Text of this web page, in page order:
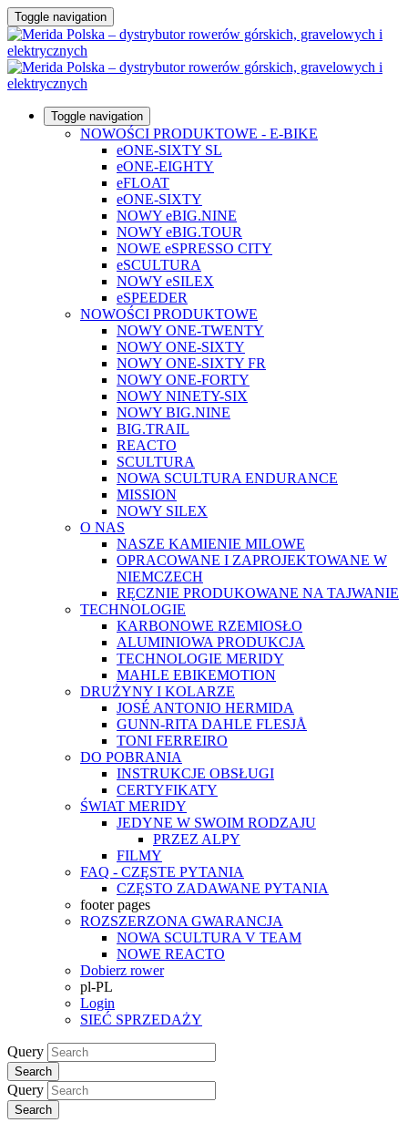
Toggle navigation
Toggle navigation
NOWOŚCI PRODUKTOWE - E-BIKE
eONE-SIXTY SL
eONE-EIGHTY
eFLOAT
eONE-SIXTY
NOWY eBIG.NINE
NOWY eBIG.TOUR
NOWE eSPRESSO CITY
eSCULTURA
NOWY eSILEX
eSPEEDER
NOWOŚCI PRODUKTOWE
NOWY ONE-TWENTY
NOWY ONE-SIXTY
NOWY ONE-SIXTY FR
NOWY ONE-FORTY
NOWY NINETY-SIX
NOWY BIG.NINE
BIG.TRAIL
REACTO
SCULTURA
NOWA SCULTURA ENDURANCE
MISSION
NOWY SILEX
O NAS
NASZE KAMIENIE MILOWE
OPRACOWANE I ZAPROJEKTOWANE W
NIEMCZECH
RĘCZNIE PRODUKOWANE NA TAJWANIE
TECHNOLOGIE
KARBONOWE RZEMIOSŁO
ALUMINIOWA PRODUKCJA
TECHNOLOGIE MERIDY
MAHLE EBIKEMOTION
DRUŻYNY I KOLARZE
JOSÉ ANTONIO HERMIDA
GUNN-RITA DAHLE FLESJÅ
TONI FERREIRO
DO POBRANIA
INSTRUKCJE OBSŁUGI
CERTYFIKATY
ŚWIAT MERIDY
JEDYNE W SWOIM RODZAJU
PRZEZ ALPY
FILMY
FAQ - CZĘSTE PYTANIA
CZĘSTO ZADAWANE PYTANIA
footer pages
ROZSZERZONA GWARANCJA
NOWA SCULTURA V TEAM
NOWE REACTO
Dobierz rower
pl-PL
Login
SIEĆ SPRZEDAŻY
Query
Search
Query
Search